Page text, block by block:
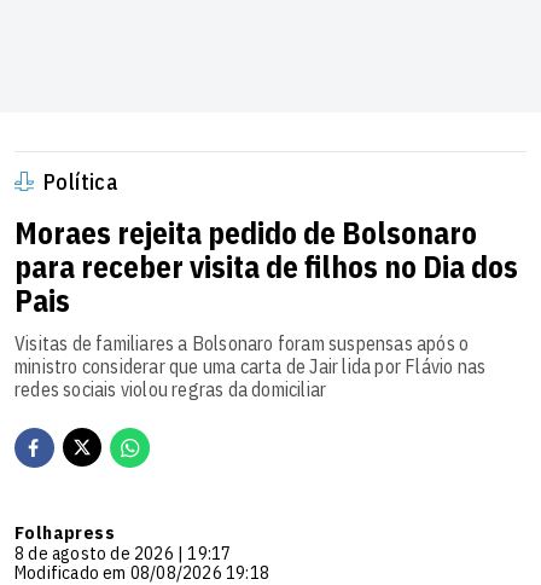
Política
Moraes rejeita pedido de Bolsonaro
para receber visita de filhos no Dia dos
Pais
Visitas de familiares a Bolsonaro foram suspensas após o
ministro considerar que uma carta de Jair lida por Flávio nas
redes sociais violou regras da domiciliar
Folhapress
8 de agosto de 2026 | 19:17
Modificado em 08/08/2026 19:18